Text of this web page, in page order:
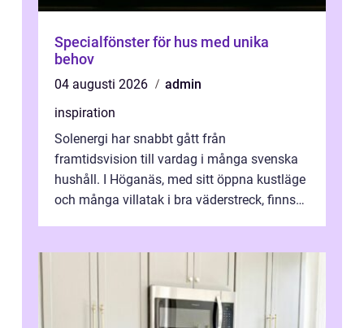
Specialfönster för hus med unika
behov
04 augusti 2026
admin
inspiration
Solenergi har snabbt gått från
framtidsvision till vardag i många svenska
hushåll. I Höganäs, med sitt öppna kustläge
och många villatak i bra väderstreck, finns